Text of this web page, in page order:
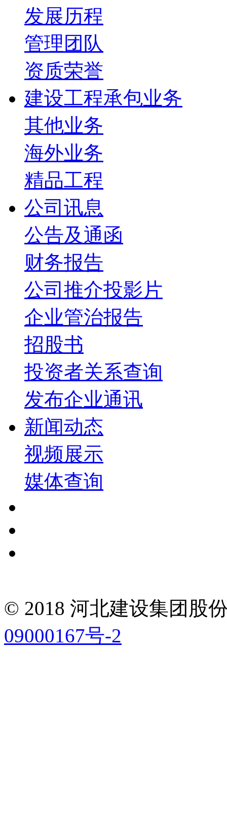
发展历程
管理团队
资质荣誉
建设工程承包业务
其他业务
海外业务
精品工程
公司讯息
公告及通函
财务报告
公司推介投影片
企业管治报告
招股书
投资者关系查询
发布企业通讯
新闻动态
视频展示
媒体查询
© 2018 河北建设集团股
09000167号-2